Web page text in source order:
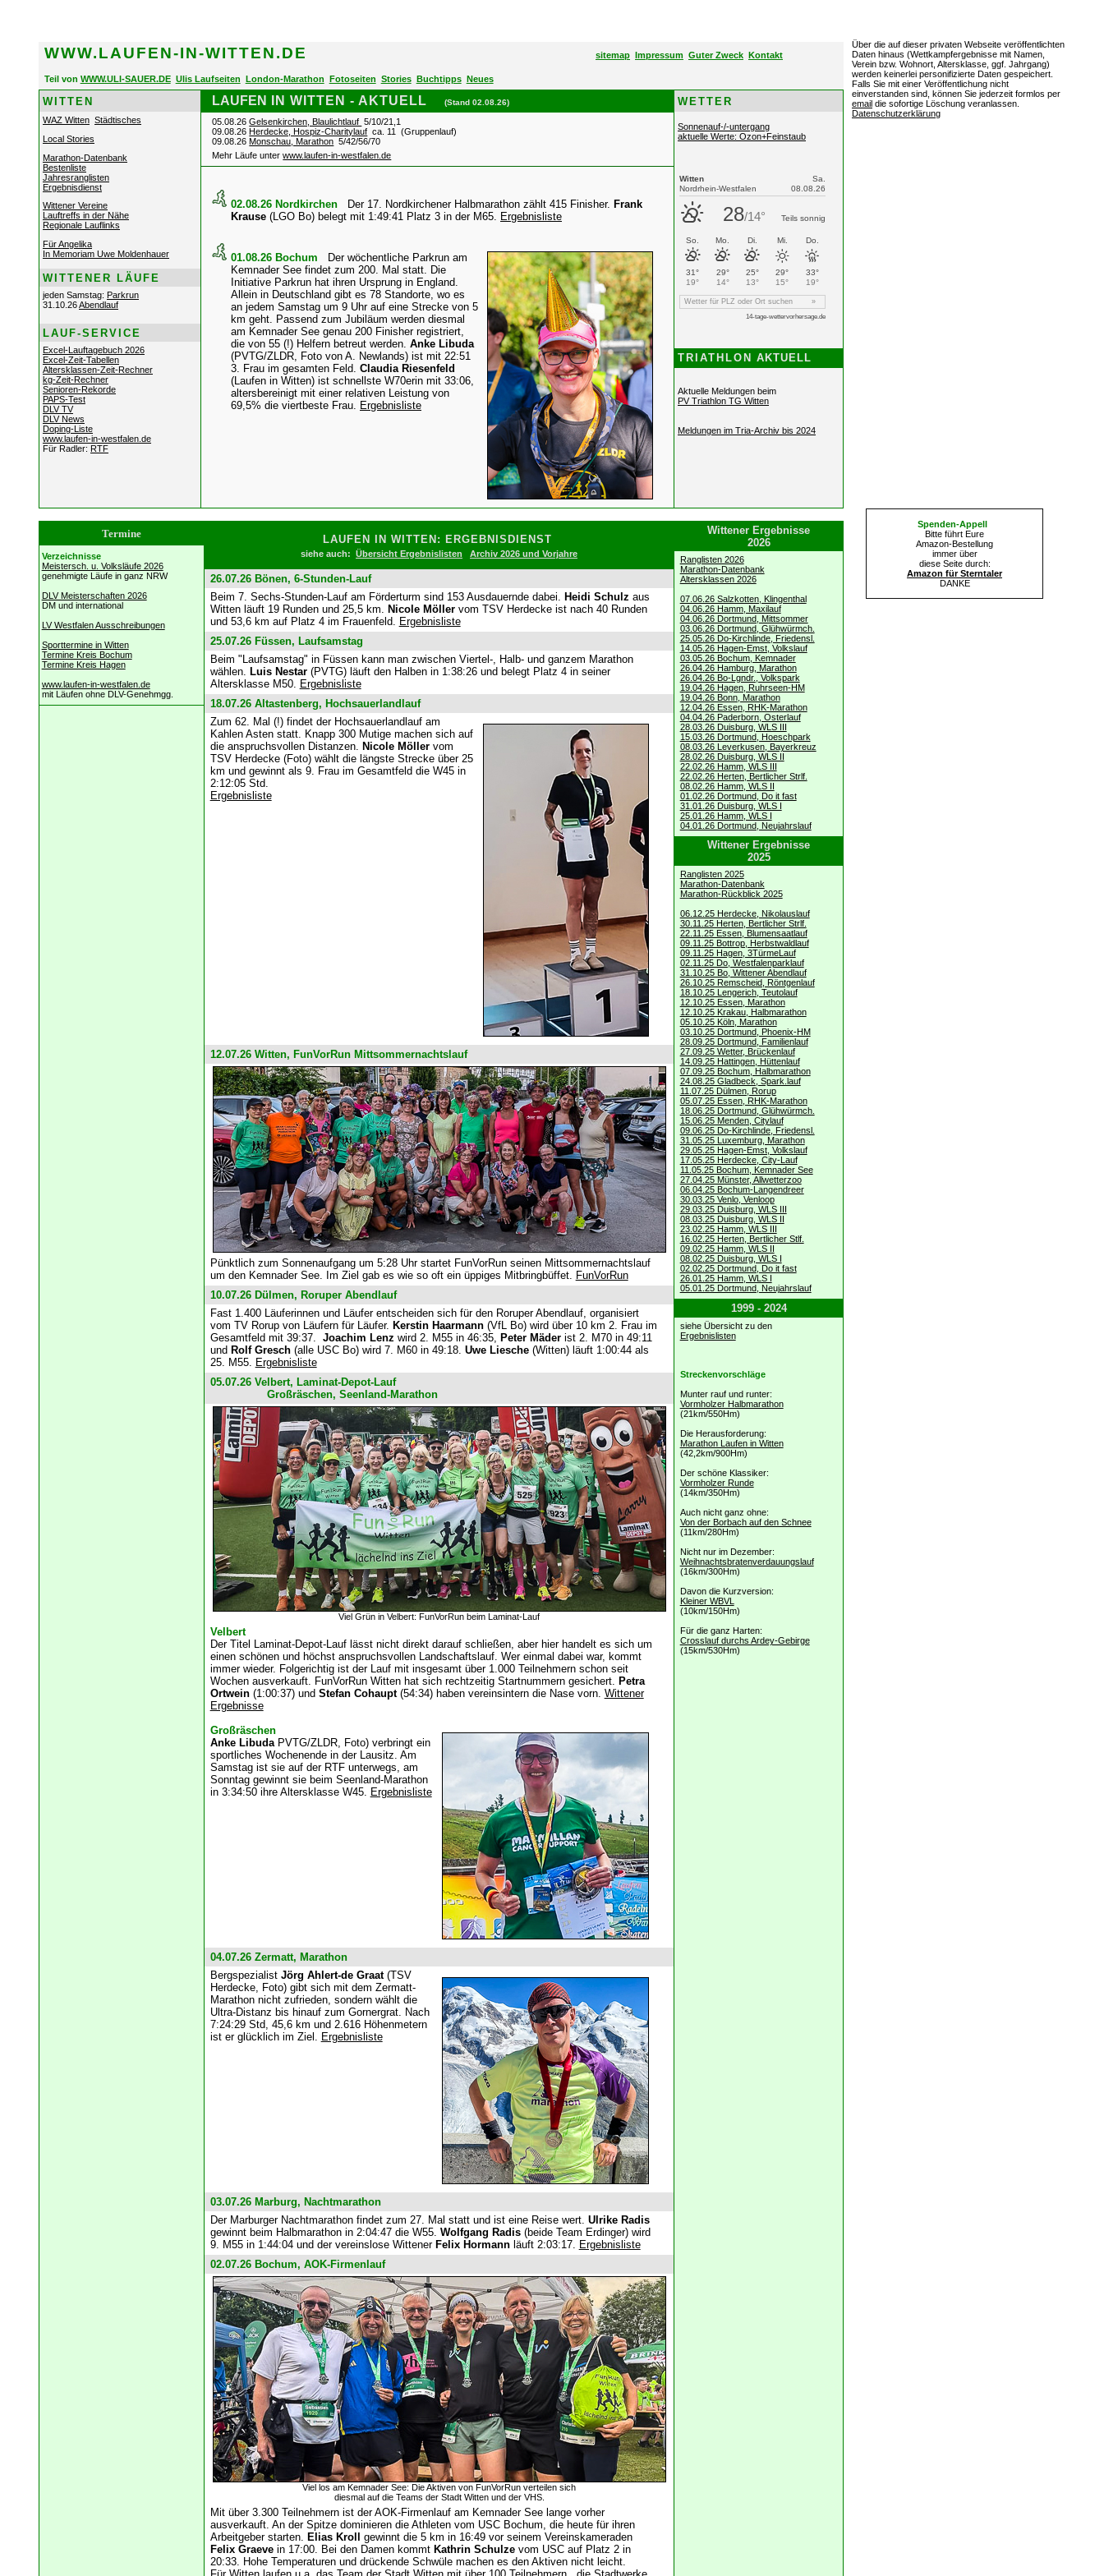
Über die auf dieser privaten Webseite veröffentlichten
Daten hinaus (Wettkampfergebnisse mit Namen,
Verein bzw. Wohnort, Altersklasse, ggf. Jahrgang)
werden keinerlei personifizierte Daten gespeichert.
Falls Sie mit einer Veröffentlichung nicht
einverstanden sind, können Sie jederzeit formlos per
email die sofortige Löschung veranlassen.
Datenschutzerklärung
WWW.LAUFEN-IN-WITTEN.DE sitemap Impressum Guter Zweck Kontakt
Teil von WWW.ULI-SAUER.DE Ulis Laufseiten London-Marathon Fotoseiten Stories Buchtipps Neues
WITTEN
WAZ Witten Städtisches
Local Stories
Marathon-Datenbank
Bestenliste
Jahresranglisten
Ergebnisdienst
Wittener Vereine
Lauftreffs in der Nähe
Regionale Lauflinks
Für Angelika
In Memoriam Uwe Moldenhauer
WITTENER LÄUFE
jeden Samstag: Parkrun
31.10.26Abendlauf
LAUF-SERVICE
Excel-Lauftagebuch 2026
Excel-Zeit-Tabellen
Altersklassen-Zeit-Rechner
kg-Zeit-Rechner
Senioren-Rekorde
PAPS-Test
DLV TV
DLV News
Doping-Liste
www.laufen-in-westfalen.de
Für Radler: RTF
LAUFEN IN WITTEN - AKTUELL (Stand02.08.26)
05.08.26Gelsenkirchen, Blaulichtlauf 5/10/21,1
09.08.26 Herdecke, Hospiz-Charitylauf ca. 11 (Gruppenlauf)
09.08.26 Monschau, Marathon 5/42/56/70
Mehr Läufe unterwww.laufen-in-westfalen.de
02.08.26 Nordkirchen Der 17. Nordkirchener Halbmarathon zählt 415 Finisher. Frank
Krause (LGO Bo) belegt mit 1:49:41 Platz 3 in der M65. Ergebnisliste
01.08.26 Bochum
Der wöchentliche Parkrun am
Kemnader See findet zum 200. Mal statt. Die
Initiative Parkrun hat ihren Ursprung in England.
Allein in Deutschland gibt es 78 Standorte, wo es
an jedem Samstag um 9 Uhr auf eine Strecke von 5
km geht. Passend zum Jubiläum werden diesmal
am Kemnader See genau 200 Finisher registriert,
die von 55 (!) Helfern betreut werden. Anke Libuda
(PVTG/ZLDR, Foto von A. Newlands) ist mit 22:51
3. Frau im gesamten Feld. Claudia Riesenfeld
(Laufen in Witten) ist schnellste W70erin mit 33:06,
altersbereinigt mit einer relativen Leistung von
69,5% die viertbeste Frau. Ergebnisliste
WETTER
Sonnenauf-/-untergang
aktuelle Werte: Ozon+Feinstaub
TRIATHLON AKTUELL
Aktuelle Meldungen beim
PV Triathlon TG Witten
Meldungen im Tria-Archiv bis 2024
Termine
Verzeichnisse
Meistersch. u. Volksläufe 2026
genehmigte Läufe in ganz NRW
DLV Meisterschaften 2026
DM und international
LV Westfalen Ausschreibungen
Sporttermine in Witten
Termine Kreis Bochum
Termine Kreis Hagen
www.laufen-in-westfalen.de
mit Läufen ohne DLV-Genehmgg.
LAUFEN IN WITTEN: ERGEBNISDIENST
siehe auch: Übersicht Ergebnislisten Archiv 2026 und Vorjahre
26.07.26 Bönen, 6-Stunden-Lauf
Beim 7. Sechs-Stunden-Lauf am Förderturm sind 153 Ausdauernde dabei. Heidi Schulz aus
Witten läuft 19 Runden und 25,5 km. Nicole Möller vom TSV Herdecke ist nach 40 Runden
und 53,6 km auf Platz 4 im Frauenfeld. Ergebnisliste
25.07.26 Füssen, Laufsamstag
Beim "Laufsamstag" in Füssen kann man zwischen Viertel-, Halb- und ganzem Marathon
wählen. Luis Nestar (PVTG) läuft den Halben in 1:38:26 und belegt Platz 4 in seiner
Altersklasse M50. Ergebnisliste
18.07.26 Altastenberg, Hochsauerlandlauf
Zum 62. Mal (!) findet der Hochsauerlandlauf am
Kahlen Asten statt. Knapp 300 Mutige machen sich auf
die anspruchsvollen Distanzen. Nicole Möllervom
TSV Herdecke (Foto) wählt die längste Strecke über 25
km und gewinnt als 9. Frau im Gesamtfeld die W45 in
2:12:05 Std.
Ergebnisliste
12.07.26 Witten, FunVorRun Mittsommernachtslauf
Pünktlich zum Sonnenaufgang um 5:28 Uhr startet FunVorRun seinen Mittsommernachtslauf
um den Kemnader See. Im Ziel gab es wie so oft ein üppiges Mitbringbüffet. FunVorRun
10.07.26 Dülmen, Roruper Abendlauf
Fast 1.400 Läuferinnen und Läufer entscheiden sich für den Roruper Abendlauf, organisiert
vom TV Rorup von Läufern für Läufer. Kerstin Haarmann(VfL Bo) wird über 10 km 2. Frau im
Gesamtfeld mit 39:37. Joachim Lenz wird 2. M55 in 46:35, Peter Mäderist 2. M70 in 49:11
und Rolf Gresch (alle USC Bo) wird 7. M60 in 49:18. Uwe Liesche (Witten) läuft 1:00:44 als
25. M55. Ergebnisliste
05.07.26 Velbert, Laminat-Depot-Lauf
Großräschen, Seenland-Marathon
Viel Grün in Velbert: FunVorRun beim Laminat-Lauf
Velbert
DerTitel Laminat-Depot-Lauf lässt nicht direkt darauf schließen, aber hier handelt es sich um
einen schönen und höchst anspruchsvollen Landschaftslauf. Wer einmal dabei war, kommt
immer wieder. Folgerichtig ist der Lauf mit insgesamt über 1.000 Teilnehmern schon seit
Wochen ausverkauft. FunVorRun Witten hat sich rechtzeitig Startnummern gesichert. Petra
Ortwein(1:00:37) und Stefan Cohaupt(54:34) haben vereinsintern die Nase vorn. Wittener
Ergebnisse
Großräschen
Anke Libuda PVTG/ZLDR, Foto) verbringt ein
sportliches Wochenende in der Lausitz. Am
Samstag ist sie auf der RTF unterwegs, am
Sonntag gewinnt sie beim Seenland-Marathon
in 3:34:50 ihre Altersklasse W45. Ergebnisliste
04.07.26 Zermatt, Marathon
Bergspezialist Jörg Ahlert-de Graat(TSV
Herdecke, Foto) gibt sich mit dem Zermatt-
Marathon nicht zufrieden, sondern wählt die
Ultra-Distanz bis hinauf zum Gornergrat. Nach
7:24:29 Std, 45,6 km und 2.616 Höhenmetern
ist er glücklich im Ziel. Ergebnisliste
03.07.26 Marburg, Nachtmarathon
Der Marburger Nachtmarathon findet zum 27. Mal statt und ist eine Reise wert. Ulrike Radis
gewinnt beim Halbmarathon in 2:04:47 die W55. Wolfgang Radis(beide Team Erdinger) wird
9. M55 in 1:44:04 und der vereinslose Wittener Felix Hormannläuft 2:03:17. Ergebnisliste
02.07.26 Bochum, AOK-Firmenlauf
Viel los am Kemnader See: Die Aktiven von FunVorRun verteilen sich
diesmal auf die Teams der Stadt Witten und der VHS.
Mit über 3.300 Teilnehmern ist der AOK-Firmenlauf am Kemnader See lange vorher
ausverkauft. An der Spitze dominieren die Athleten vom USC Bochum, die heute für ihren
Arbeitgeber starten. Elias Kroll
gewinnt die 5 km in 16:49 vor seinem Vereinskameraden
Felix Graevein 17:00. Bei den Damen kommt Kathrin Schulzevom USC auf Platz 2 in
20:33. Hohe Temperaturen und drückende Schwüle machen es den Aktiven nicht leicht.
Wittener Ergebnisse
2026
Ranglisten 2026
Marathon-Datenbank
Altersklassen 2026
07.06.26 Salzkotten, Klingenthal
04.06.26 Hamm, Maxilauf
04.06.26 Dortmund, Mittsommer
03.06.26 Dortmund, Glühwürmch.
25.05.26 Do-Kirchlinde, Friedensl.
14.05.26 Hagen-Emst, Volkslauf
03.05.26 Bochum, Kemnader
26.04.26 Hamburg, Marathon
26.04.26 Bo-Lgndr., Volkspark
19.04.26 Hagen, Ruhrseen-HM
19.04.26 Bonn, Marathon
12.04.26 Essen, RHK-Marathon
04.04.26 Paderborn, Osterlauf
28.03.26 Duisburg, WLS III
15.03.26 Dortmund, Hoeschpark
08.03.26 Leverkusen, Bayerkreuz
28.02.26 Duisburg, WLS II
22.02.26 Hamm, WLS III
22.02.26 Herten, Bertlicher Strlf.
08.02.26 Hamm, WLS II
01.02.26 Dortmund, Do it fast
31.01.26 Duisburg, WLS I
25.01.26 Hamm, WLS I
04.01.26 Dortmund, Neujahrslauf
Wittener Ergebnisse
2025
Ranglisten 2025
Marathon-Datenbank
Marathon-Rückblick 2025
06.12.25 Herdecke, Nikolauslauf
30.11.25 Herten, Bertlicher Strlf.
22.11.25 Essen, Blumensaatlauf
09.11.25 Bottrop, Herbstwaldlauf
09.11.25 Hagen, 3TürmeLauf
02.11.25 Do, Westfalenparklauf
31.10.25 Bo, Wittener Abendlauf
26.10.25 Remscheid, Röntgenlauf
18.10.25 Lengerich, Teutolauf
12.10.25 Essen, Marathon
12.10.25 Krakau, Halbmarathon
05.10.25 Köln, Marathon
03.10.25 Dortmund, Phoenix-HM
28.09.25 Dortmund, Familienlauf
27.09.25 Wetter, Brückenlauf
14.09.25 Hattingen, Hüttenlauf
07.09.25 Bochum, Halbmarathon
24.08.25 Gladbeck, Spark.lauf
11.07.25 Dülmen, Rorup
05.07.25 Essen, RHK-Marathon
18.06.25 Dortmund, Glühwürmch.
15.06.25 Menden, Citylauf
09.06.25 Do-Kirchlinde, Friedensl.
31.05.25 Luxemburg, Marathon
29.05.25 Hagen-Emst, Volkslauf
17.05.25 Herdecke, City-Lauf
11.05.25 Bochum, Kemnader See
27.04.25 Münster, Allwetterzoo
06.04.25 Bochum-Langendreer
30.03.25 Venlo, Venloop
29.03.25 Duisburg, WLS III
08.03.25 Duisburg, WLS II
23.02.25 Hamm, WLS III
16.02.25 Herten, Bertlicher Stlf.
09.02.25 Hamm, WLS II
08.02.25 Duisburg, WLS I
02.02.25 Dortmund, Do it fast
26.01.25 Hamm, WLS I
05.01.25 Dortmund, Neujahrslauf
1999 - 2024
siehe Übersicht zu den
Ergebnislisten
Streckenvorschläge
Munter rauf und runter:
Vormholzer Halbmarathon
(21km/550Hm)
Die Herausforderung:
Marathon Laufen in Witten
(42,2km/900Hm)
Der schöne Klassiker:
Vormholzer Runde
(14km/350Hm)
Auch nicht ganz ohne:
Von der Borbach auf den Schnee
(11km/280Hm)
Nicht nur im Dezember:
Weihnachtsbratenverdauungslauf
(16km/300Hm)
Davon die Kurzversion:
Kleiner WBVL
(10km/150Hm)
Für die ganz Harten:
Crosslauf durchs Ardey-Gebirge
(15km/530Hm)
Spenden-Appell
Bitte führt Eure
Amazon-Bestellung
immer über
diese Seite durch:
Amazon für Sterntaler
DANKE